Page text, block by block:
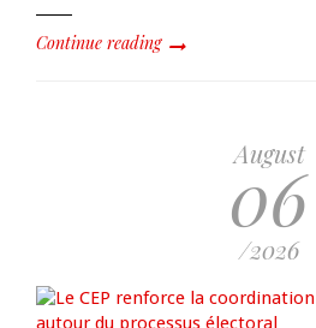
Continue reading
August
06
/2026